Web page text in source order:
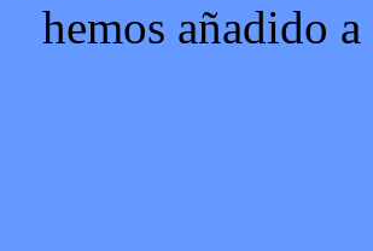
hemos añadido